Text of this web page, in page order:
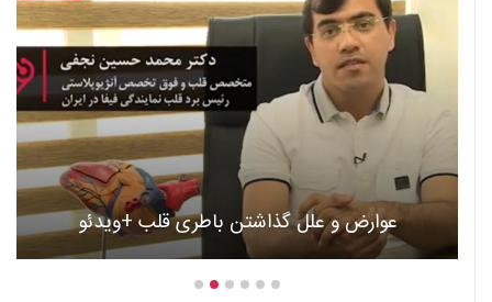
عوارض و علل گذاشتن باطری قلب +ویدئو